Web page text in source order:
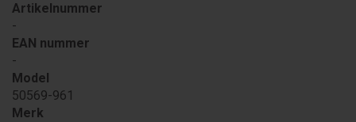
Artikelnummer
-
EAN nummer
-
Model
50569-961
Merk